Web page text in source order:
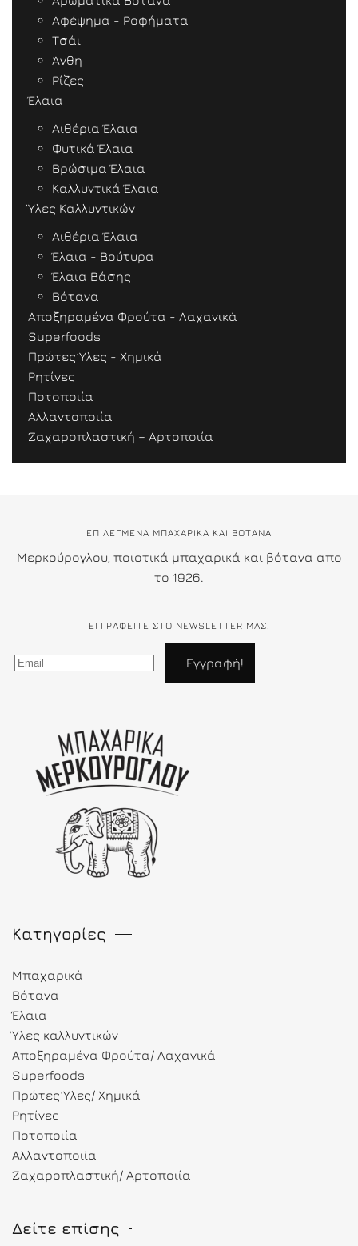
Αφέψημα - Ροφήματα
Τσάι
Άνθη
Ρίζες
Έλαια
Αιθέρια Έλαια
Φυτικά Έλαια
Βρώσιμα Έλαια
Καλλυντικά Έλαια
Ύλες Καλλυντικών
Αιθέρια Έλαια
Έλαια - Βούτυρα
Έλαια Βάσης
Βότανα
Αποξηραμένα Φρούτα - Λαχανικά
Superfoods
Πρώτες Ύλες - Χημικά
Ρητίνες
Ποτοποιία
Αλλαντοποιία
Ζαχαροπλαστική – Αρτοποιία
ΕΠΙΛΕΓΜΕΝΑ ΜΠΑΧΑΡΙΚΑ ΚΑΙ ΒΟΤΑΝΑ
Μερκούρογλου, ποιοτικά μπαχαρικά και βότανα απο
το 1926.
ΕΓΓΡΑΦΕΊΤΕ ΣΤΟ NEWSLETTER ΜΑΣ!
Κατηγορίες
Μπαχαρικά
Βότανα
Έλαια
Ύλες καλλυντικών
Αποξηραμένα Φρούτα/ Λαχανικά
Superfoods
Πρώτες Ύλες/ Χημικά
Ρητίνες
Ποτοποιία
Αλλαντοποιία
Ζαχαροπλαστική/ Αρτοποιία
Δείτε επίσης